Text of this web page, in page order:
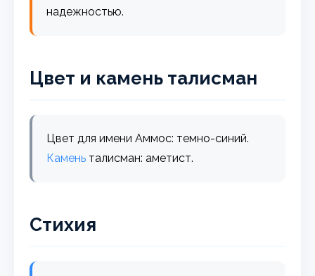
надежностью.
Цвет и камень талисман
Цвет для имени Аммос: темно-синий.
Камень талисман: аметист.
Стихия